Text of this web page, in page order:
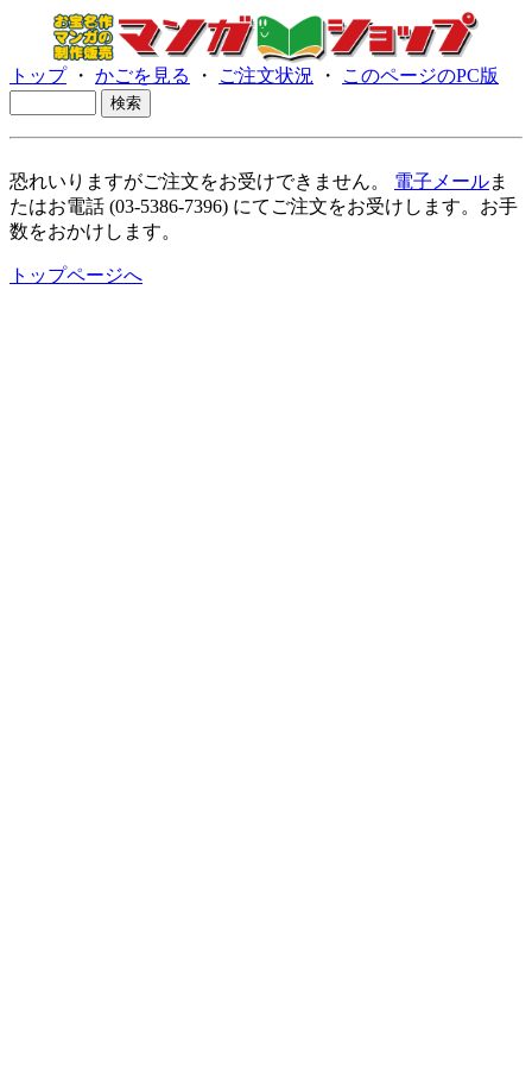
トップ・ かごを見る ・ ご注文状況 ・ このページのPC版
恐れいりますがご注文をお受けできません。 電子メールま
たはお電話 (03-5386-7396) にてご注文をお受けします。お手
数をおかけします。
トップページへ